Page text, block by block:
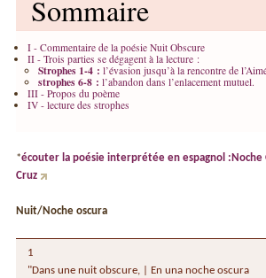
Sommaire
I - Commentaire de la poésie Nuit Obscure
II - Trois parties se dégagent à la lecture :
Strophes 1-4 : l’évasion jusqu’à la rencontre de
strophes 6-8 : l’abandon dans l’enlacement mutuel.
III - Propos du poème
IV - lecture des strophes
*écouter la poésie interprétée en espagnol :Noche
Cruz
Nuit/Noche oscura
1
"Dans une nuit obscure, | En una noche oscura